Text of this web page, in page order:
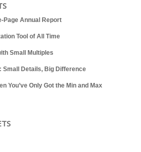
Page Annual Report
Tool of All Time
Small Multiples
Small Details, Big Difference
You’ve Only Got the Min and Max